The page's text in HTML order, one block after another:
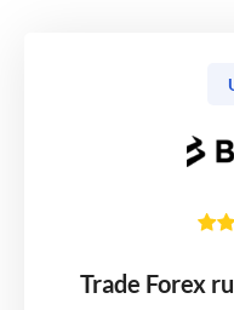
Trade Forex